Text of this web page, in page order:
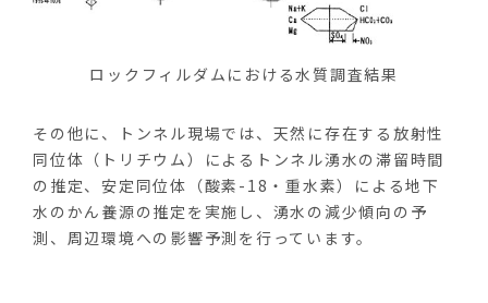
ロックフィルダムにおける水質調査結果
その他に、トンネル現場では、天然に存在する放射性
同位体（トリチウム）によるトンネル湧水の滞留時間
の推定、安定同位体（酸素-18・重水素）による地下
水のかん養源の推定を実施し、湧水の減少傾向の予
測、周辺環境への影響予測を行っています。